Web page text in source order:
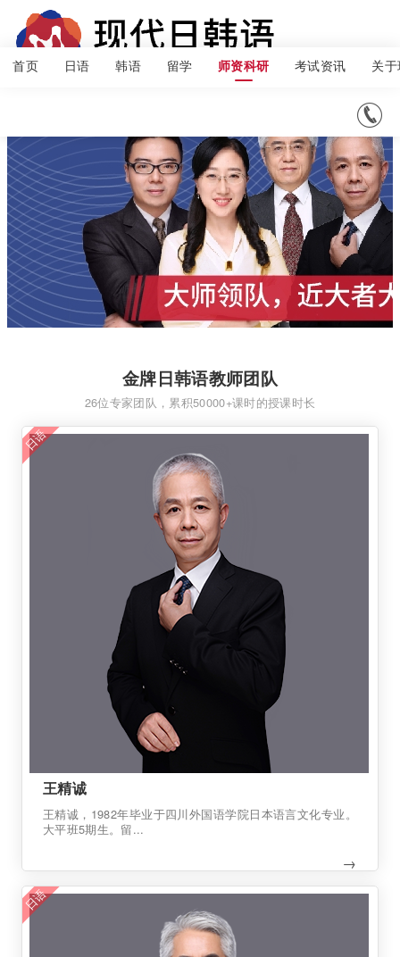

首页 日语 韩语 留学 师资科研 考试资讯 关
金牌日韩语教师团队
26位专家团队，累积50000+课时的授课时长
日语
王精诚
王精诚，1982年毕业于四川外国语学院日本语言文化专业。
大平班5期生。留...
→
日语